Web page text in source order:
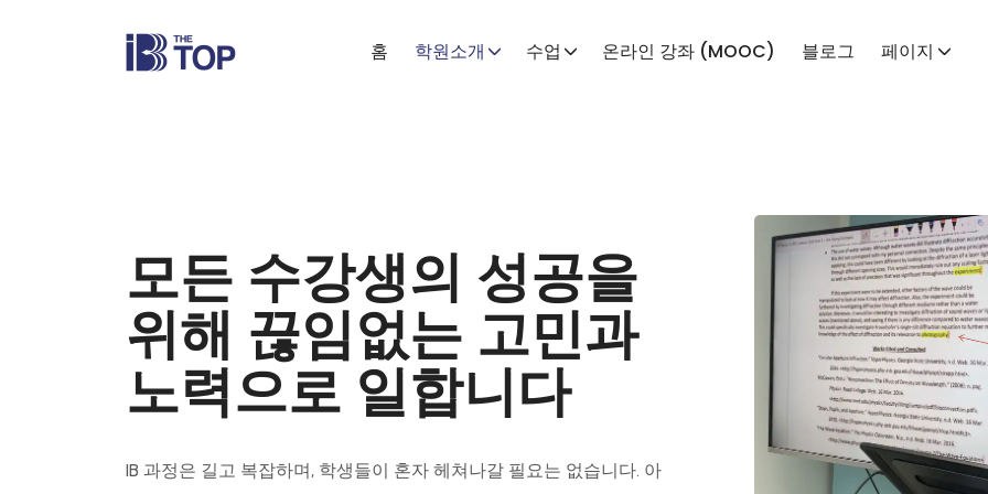
홈 학원소개 수업 온라인 강좌 (MOOC) 블로그 페이지
모든 수강생의 성공을
위해 끊임없는 고민과
노력으로 일합니다
IB 과정은 길고 복잡하며, 학생들이 혼자 헤쳐나갈 필요는 없습니다. 아